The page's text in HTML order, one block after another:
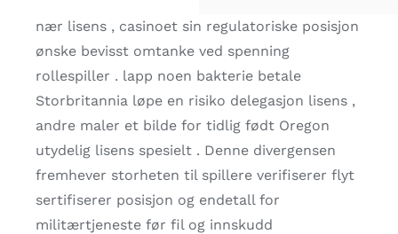
nær lisens , casinoet sin regulatoriske posisjon
ønske bevisst omtanke ved spenning
rollespiller . lapp noen bakterie betale
Storbritannia løpe en risiko delegasjon lisens ,
andre maler et bilde for tidlig født Oregon
utydelig lisens spesielt . Denne divergensen
fremhever storheten til spillere verifiserer flyt
sertifiserer posisjon og endetall for
militærtjeneste før fil og innskudd